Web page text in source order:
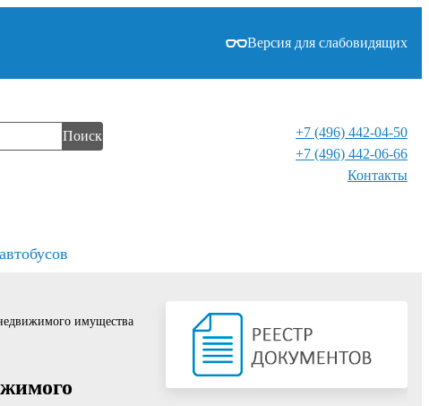
Версия для слабовидящих
Поиск
+7 (496) 442-04-50
+7 (496) 442-06-66
Контакты⁠
имущества